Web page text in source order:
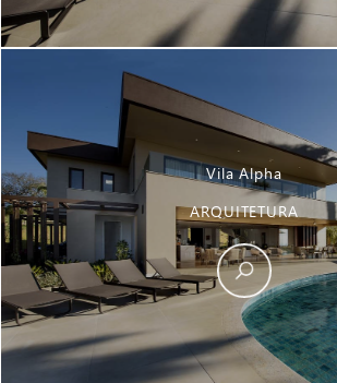
Vila Alpha
ARQUITETURA